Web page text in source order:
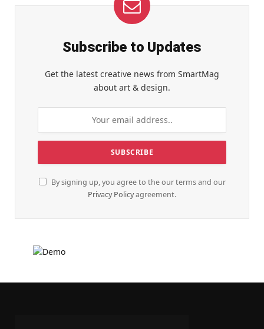
Subscribe to Updates
Get the latest creative news from SmartMag
about art & design.
By signing up, you agree to the our terms and our
Privacy Policyagreement.